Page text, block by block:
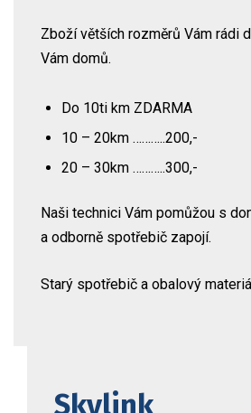
Zboží větších rozměrů Vám rádi
Vám domů.
Do 10ti km ZDARMA
10 – 20km ………..200,-
20 – 30km ………..300,-
Naši technici Vám pomůžou s
a odborně spotřebič zapojí.
Starý spotřebič a obalový
Skylink